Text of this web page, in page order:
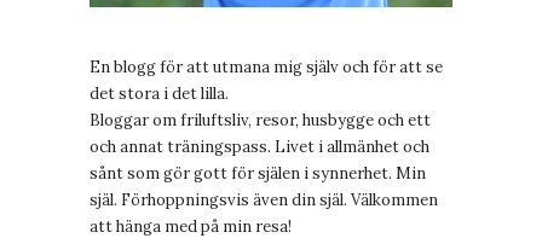
En blogg för att utmana mig själv och för att se
det stora i det lilla.
Bloggar om friluftsliv, resor, husbygge och ett
och annat träningspass. Livet i allmänhet och
sånt som gör gott för själen i synnerhet. Min
själ. Förhoppningsvis även din själ. Välkommen
att hänga med på min resa!